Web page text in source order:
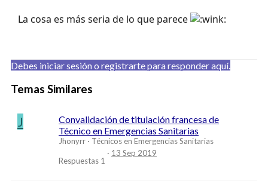
La cosa es más seria de lo que parece
Debes iniciar sesión o registrarte para responder aquí.
Temas Similares
J
Convalidación de titulación francesa de
Técnico en Emergencias Sanitarias
Jhonyrr Técnicos en Emergencias Sanitarias
Respuestas 1
13 Sep 2019